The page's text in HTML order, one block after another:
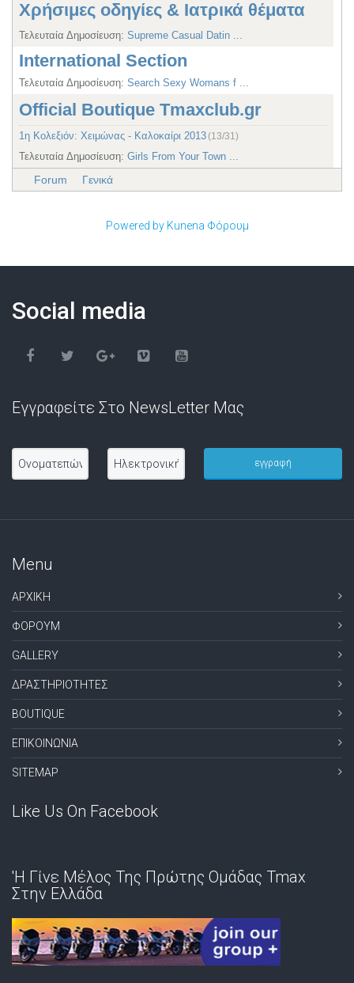
Χρήσιμες οδηγίες & Ιατρικά θέματα
Τελευταία Δημοσίευση: Supreme Сasual Datin ...
International Section
Τελευταία Δημοσίευση: Search Sexy Womans f ...
Official Boutique Tmaxclub.gr
1η Κολεξιόν: Χειμώνας - Καλοκαίρι 2013 (13/31)
Τελευταία Δημοσίευση: Girls From Your Town ...
Forum Γενικά
Powered by Kunena Φόρουμ
Social media
Εγγραφείτε Στο NewsLetter Μας
Menu
ΑΡΧΙΚΗ
ΦΟΡΟΥΜ
GALLERY
ΔΡΑΣΤΗΡΙΟΤΗΤΕΣ
BOUTIQUE
ΕΠΙΚΟΙΝΩΝΙΑ
SITEMAP
Like Us On Facebook
'Η Γίνε Μέλος Της Πρώτης Ομάδας Tmax
Στην Ελλάδα